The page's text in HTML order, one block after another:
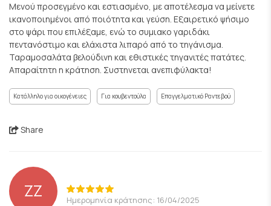
Μενού προσεγμένο και εστιασμένο, με αποτέλεσμα να μείνετε
ικανοποιημένοι από ποιότητα και γεύση. Εξαιρετικό ψήσιμο
στο ψάρι που επιλέξαμε, ενώ το συμιακο γαριδάκι
πεντανόστιμο και ελάχιστα λιπαρό από το τηγάνισμα.
Ταραμοσαλάτα βελούδινη και εθιστικές τηγανιτές πατάτες.
Απαραίτητη η κράτηση. Συστηνεται ανεπιφύλακτα!
Κατάλληλο για οικογένειες Για κουβεντούλα Επαγγελματικό Ραντεβού
Share
ZZ Ημερομηνία κράτησης: 16/04/2025